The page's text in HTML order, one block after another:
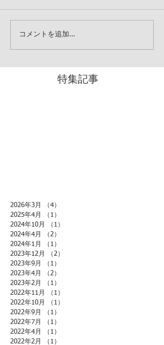
コメントを追加…
特集記事
2026年3月 （4）
2025年4月
（1）
2024年10月
（1）
2024年4月
（2）
2024年1月
（1）
2023年12月
（2）
2023年9月
（1）
2023年4月
（2）
2023年2月
（1）
2022年11月
（1）
2022年10月
（1）
2022年9月
（1）
2022年7月
（1）
2022年4月
（1）
2022年2月
（1）